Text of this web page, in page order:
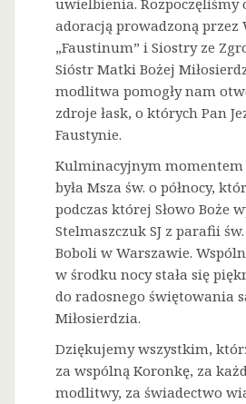
uwielbienia. Rozpoczęliśmy
adoracją prowadzoną przez
„Faustinum” i Siostry ze
Sióstr Matki Bożej
modlitwa pomogły nam
zdroje łask, o których Pan
Faustynie.
Kulminacyjnym momentem
była Msza św. o północy,
podczas której Słowo Boże
Stelmaszczuk SJ z parafii
Boboli w Warszawie.
w środku nocy stała się
do radosnego świętowania
Miłosierdzia.
Dziękujemy wszystkim,
za wspólną Koronkę, za
modlitwy, za świadectwo